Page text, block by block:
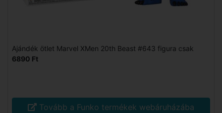
Ajándék ötlet Marvel XMen 20th Beast #643 figura csak
6890 Ft
Tovább a Funko termékek webáruházába